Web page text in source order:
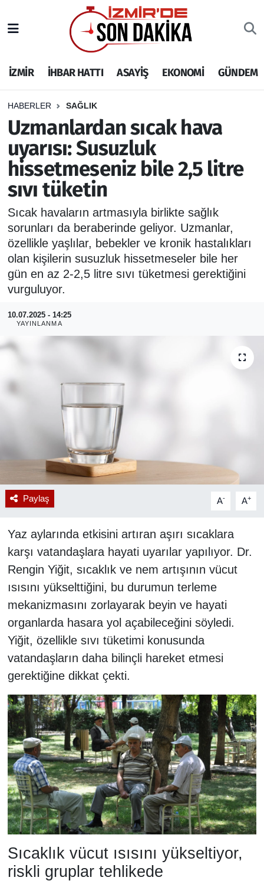
İZMİR İHBAR HATTI ASAYİŞ EKONOMİ GÜNDEM
HABERLER SAĞLIK
Uzmanlardan sıcak hava
uyarısı: Susuzluk
hissetmeseniz bile 2,5 litre
sıvı tüketin
Sıcak havaların artmasıyla birlikte sağlık
sorunları da beraberinde geliyor. Uzmanlar,
özellikle yaşlılar, bebekler ve kronik hastalıkları
olan kişilerin susuzluk hissetmeseler bile her
gün en az 2-2,5 litre sıvı tüketmesi gerektiğini
vurguluyor.
10.07.2025 - 14:25
YAYINLANMA
Paylaş A- A+
Yaz aylarında etkisini artıran aşırı sıcaklara
karşı vatandaşlara hayati uyarılar yapılıyor. Dr.
Rengin Yiğit, sıcaklık ve nem artışının vücut
ısısını yükselttiğini, bu durumun terleme
mekanizmasını zorlayarak beyin ve hayati
organlarda hasara yol açabileceğini söyledi.
Yiğit, özellikle sıvı tüketimi konusunda
vatandaşların daha bilinçli hareket etmesi
gerektiğine dikkat çekti.
Sıcaklık vücut ısısını yükseltiyor,
riskli gruplar tehlikede
İHBAR HATTI
DEPREM
GENEL
EKONOMİ
SİYASET
SPOR
ASAYİŞ
RESMİ REKLAM
İzmir Nöbetçi Eczaneler
İzmir Hava Durumu
İzmir Namaz Vakitleri
İzmir Trafik Yoğunluk Haritası
Puan Durumu ve Fikstür
Tüm Manşetler
Son Dakika Haberleri
Haber Arşivi